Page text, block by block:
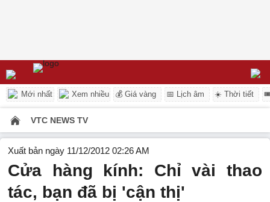
Mới nhất Xem nhiều 💰 Giá vàng 📅 Lịch âm ☀️ Thời tiết
VTC NEWS TV
Xuất bản ngày 11/12/2012 02:26 AM
Cửa hàng kính: Chỉ vài thao
tác, bạn đã bị 'cận thị'